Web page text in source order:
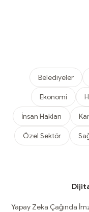
Belediyeler
Ekonomi
İnsan Hakları
Özel Sektör
Yapay Zeka Çağında